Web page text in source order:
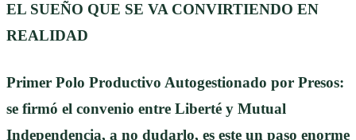
EL SUEÑO QUE SE VA CONVIRTIENDO EN
REALIDAD
Primer Polo Productivo Autogestionado por Presos:
se firmó el convenio entre Liberté y Mutual
Independencia, a no dudarlo, es este un paso enorme